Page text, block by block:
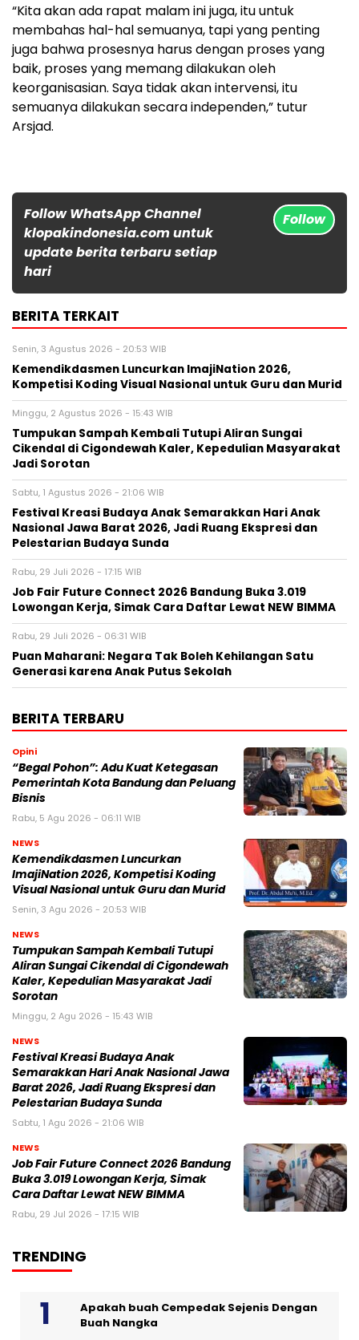
“Kita akan ada rapat malam ini juga, itu untuk
membahas hal-hal semuanya, tapi yang penting
juga bahwa prosesnya harus dengan proses yang
baik, proses yang memang dilakukan oleh
keorganisasian. Saya tidak akan intervensi, itu
semuanya dilakukan secara independen,” tutur
Arsjad.
Follow WhatsApp Channel
klopakindonesia.com untuk
update berita terbaru setiap
hari
Follow
BERITA TERKAIT
Senin, 3 Agustus 2026 - 20:53 WIB
Kemendikdasmen Luncurkan ImajiNation 2026,
Kompetisi Koding Visual Nasional untuk Guru dan Murid
Minggu, 2 Agustus 2026 - 15:43 WIB
Tumpukan Sampah Kembali Tutupi Aliran Sungai
Cikendal di Cigondewah Kaler, Kepedulian Masyarakat
Jadi Sorotan
Sabtu, 1 Agustus 2026 - 21:06 WIB
Festival Kreasi Budaya Anak Semarakkan Hari Anak
Nasional Jawa Barat 2026, Jadi Ruang Ekspresi dan
Pelestarian Budaya Sunda
Rabu, 29 Juli 2026 - 17:15 WIB
Job Fair Future Connect 2026 Bandung Buka 3.019
Lowongan Kerja, Simak Cara Daftar Lewat NEW BIMMA
Rabu, 29 Juli 2026 - 06:31 WIB
Puan Maharani: Negara Tak Boleh Kehilangan Satu
Generasi karena Anak Putus Sekolah
BERITA TERBARU
Opini
“Begal Pohon”: Adu Kuat Ketegasan
Pemerintah Kota Bandung dan Peluang
Bisnis
Rabu, 5 Agu 2026 - 06:11 WIB
NEWS
Kemendikdasmen Luncurkan
ImajiNation 2026, Kompetisi Koding
Visual Nasional untuk Guru dan Murid
Senin, 3 Agu 2026 - 20:53 WIB
NEWS
Tumpukan Sampah Kembali Tutupi
Aliran Sungai Cikendal di Cigondewah
Kaler, Kepedulian Masyarakat Jadi
Sorotan
Minggu, 2 Agu 2026 - 15:43 WIB
NEWS
Festival Kreasi Budaya Anak
Semarakkan Hari Anak Nasional Jawa
Barat 2026, Jadi Ruang Ekspresi dan
Pelestarian Budaya Sunda
Sabtu, 1 Agu 2026 - 21:06 WIB
NEWS
Job Fair Future Connect 2026 Bandung
Buka 3.019 Lowongan Kerja, Simak
Cara Daftar Lewat NEW BIMMA
Rabu, 29 Jul 2026 - 17:15 WIB
TRENDING
Apakah buah Cempedak Sejenis Dengan
Buah Nangka